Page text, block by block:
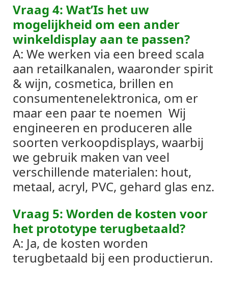
Vraag 4: Wat’Is het uw
mogelijkheid om een ​​ander
winkeldisplay aan te passen?
A: We werken via een breed scala
aan retailkanalen, waaronder spirit
& wijn, cosmetica, brillen en
consumentenelektronica, om er
maar een paar te noemen Wij
engineeren en produceren alle
soorten verkoopdisplays, waarbij
we gebruik maken van veel
verschillende materialen: hout,
metaal, acryl, PVC, gehard glas enz.
Vraag 5: Worden de kosten voor
het prototype terugbetaald?
A: Ja, de kosten worden
terugbetaald bij een productierun.